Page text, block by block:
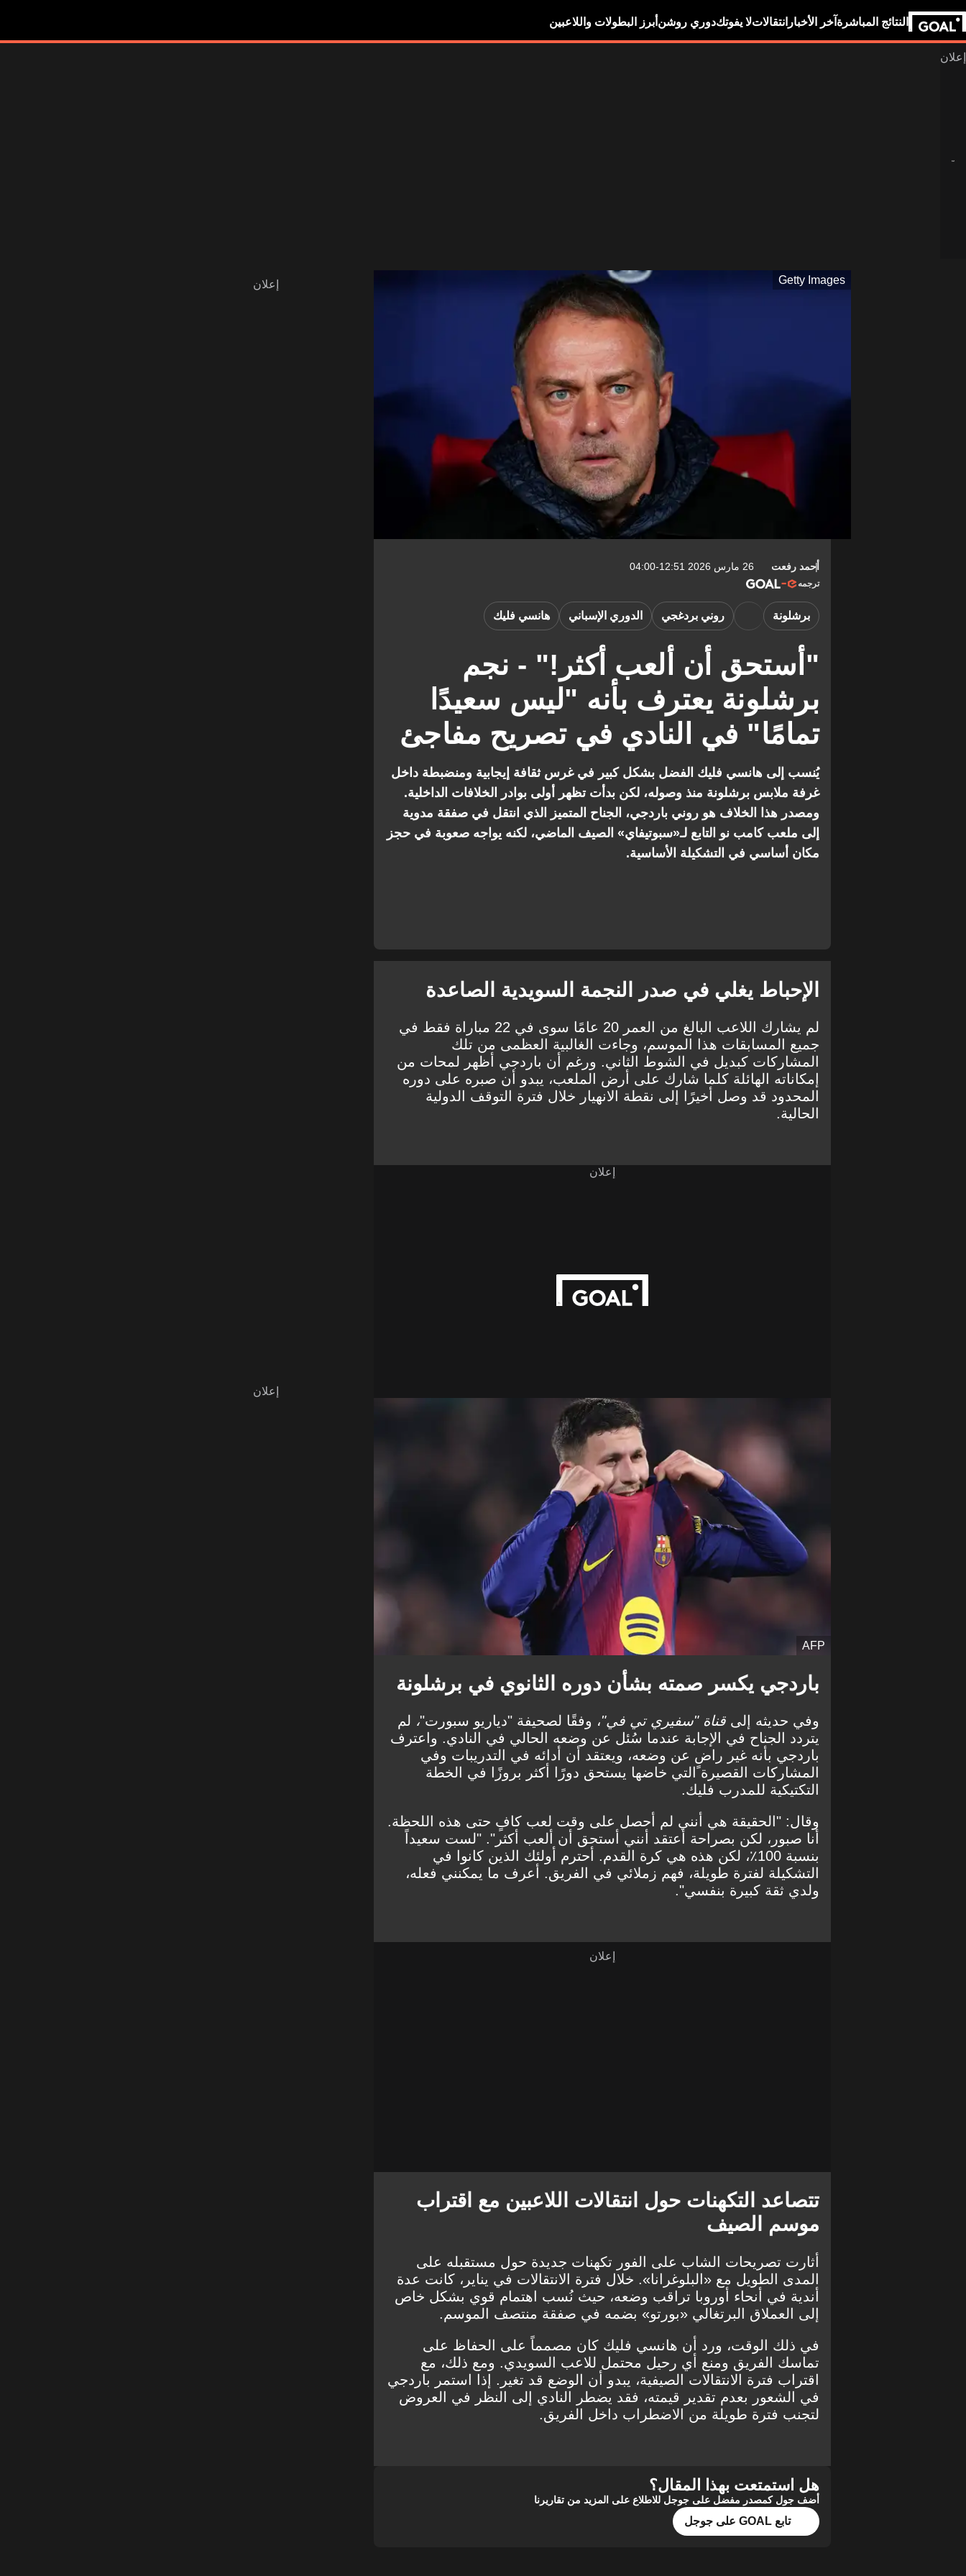
النتائج المباشرة آخر الأخبار انتقالاتلا يفوتكدوري روشن أبرز البطولات واللاعبين
Getty Images
أحمد رفعت 26 مارس 2026 12:51-04:00
ترجمه
"أستحق أن ألعب أكثر!" - نجم
برشلونة يعترف بأنه "ليس سعيدًا
تمامًا" في النادي في تصريح مفاجئ
برشلونة روني بردغجي الدوري الإسباني هانسي فليك
يُنسب إلى هانسي فليك الفضل بشكل كبير في غرس ثقافة إيجابية ومنضبطة داخل
غرفة ملابس برشلونة منذ وصوله، لكن بدأت تظهر أولى بوادر الخلافات الداخلية.
ومصدر هذا الخلاف هو روني باردجي، الجناح المتميز الذي انتقل في صفقة مدوية
إلى ملعب كامب نو التابع لـ«سبوتيفاي» الصيف الماضي، لكنه يواجه صعوبة في حجز
مكان أساسي في التشكيلة الأساسية.
الإحباط يغلي في صدر النجمة السويدية الصاعدة
لم يشارك اللاعب البالغ من العمر 20 عامًا سوى في 22 مباراة فقط في
جميع المسابقات هذا الموسم، وجاءت الغالبية العظمى من تلك
المشاركات كبديل في الشوط الثاني. ورغم أن باردجي أظهر لمحات من
إمكاناته الهائلة كلما شارك على أرض الملعب، يبدو أن صبره على دوره
المحدود قد وصل أخيرًا إلى نقطة الانهيار خلال فترة التوقف الدولية
الحالية.
إعلان
AFP
باردجي يكسر صمته بشأن دوره الثانوي في برشلونة
وفي حديثه إلى قناة "سفيري تي في"، وفقًا لصحيفة "دياريو سبورت"، لم
يتردد الجناح في الإجابة عندما سُئل عن وضعه الحالي في النادي. واعترف
باردجي بأنه غير راضٍ عن وضعه، ويعتقد أن أدائه في التدريبات وفي
المشاركات القصيرة التي خاضها يستحق دورًا أكثر بروزًا في الخطة
التكتيكية للمدرب فليك.
وقال: "الحقيقة هي أنني لم أحصل على وقت لعب كافٍ حتى هذه اللحظة.
أنا صبور، لكن بصراحة أعتقد أنني أستحق أن ألعب أكثر". "لست سعيداً
بنسبة 100٪، لكن هذه هي كرة القدم. أحترم أولئك الذين كانوا في
التشكيلة لفترة طويلة، فهم زملائي في الفريق. أعرف ما يمكنني فعله،
ولدي ثقة كبيرة بنفسي".
تتصاعد التكهنات حول انتقالات اللاعبين مع اقتراب
موسم الصيف
أثارت تصريحات الشاب على الفور تكهنات جديدة حول مستقبله على
المدى الطويل مع «البلوغرانا». خلال فترة الانتقالات في يناير، كانت عدة
أندية في أنحاء أوروبا تراقب وضعه، حيث نُسب اهتمام قوي بشكل خاص
إلى العملاق البرتغالي «بورتو» بضمه في صفقة منتصف الموسم.
في ذلك الوقت، ورد أن هانسي فليك كان مصمماً على الحفاظ على
تماسك الفريق ومنع أي رحيل محتمل للاعب السويدي. ومع ذلك، مع
اقتراب فترة الانتقالات الصيفية، يبدو أن الوضع قد تغير. إذا استمر باردجي
في الشعور بعدم تقدير قيمته، فقد يضطر النادي إلى النظر في العروض
لتجنب فترة طويلة من الاضطراب داخل الفريق.
هل استمتعت بهذا المقال؟
أضف جول كمصدر مفضل على جوجل للاطلاع على المزيد من تقاريرنا
تابع GOAL على جوجل